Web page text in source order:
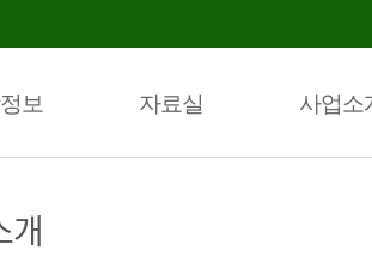
보 자료실 사업소
개